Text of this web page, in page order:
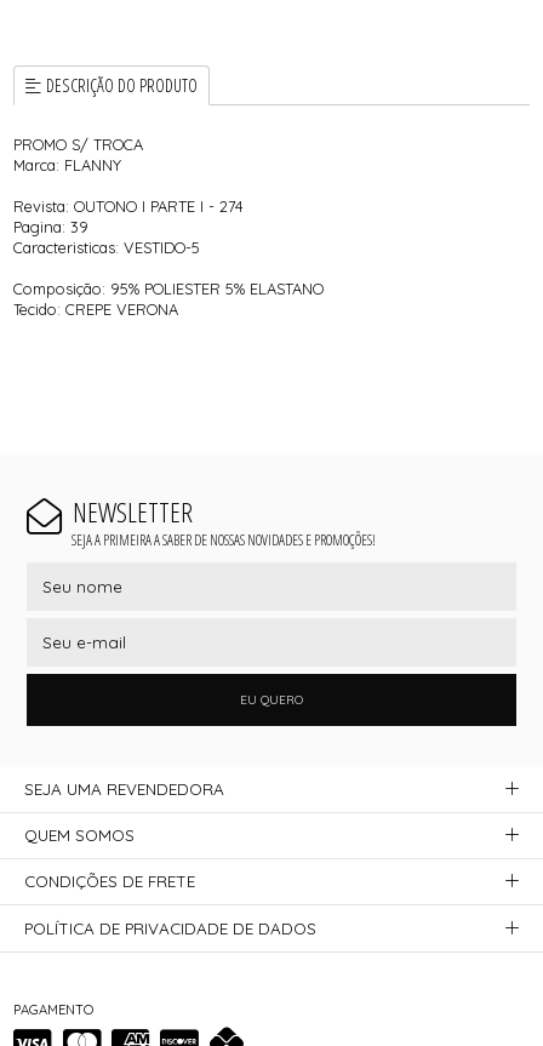
DESCRIÇÃO DO PRODUTO
PROMO S/ TROCA
Marca: FLANNY
Revista: OUTONO I PARTE I - 274
Pagina: 39
Caracteristicas: VESTIDO-5
Composição: 95% POLIESTER 5% ELASTANO
Tecido: CREPE VERONA
NEWSLETTER
SEJA A PRIMEIRA A SABER DE NOSSAS NOVIDADES E PROMOÇÕES!
EU QUERO
PAGAMENTO
SEJA UMA REVENDEDORA
QUEM SOMOS
CONDIÇÕES DE FRETE
POLÍTICA DE PRIVACIDADE DE DADOS